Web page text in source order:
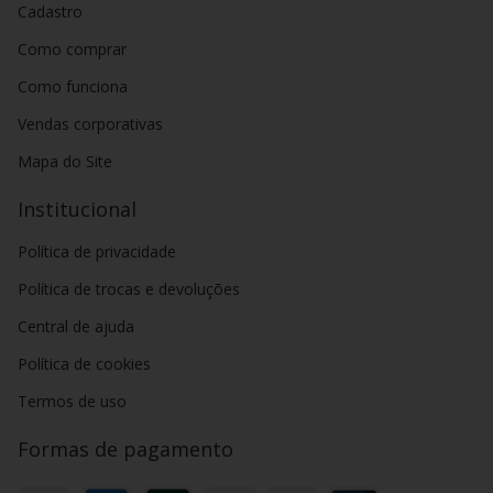
Cadastro
Como comprar
Como funciona
Vendas corporativas
Mapa do Site
Institucional
Política de privacidade
Política de trocas e devoluções
Central de ajuda
Política de cookies
Termos de uso
Formas de pagamento